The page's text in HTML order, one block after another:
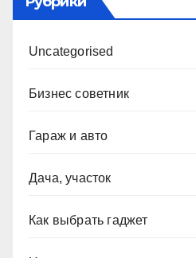
Uncategorised
Бизнес советник
Гараж и авто
Дача, участок
Как выбрать гаджет